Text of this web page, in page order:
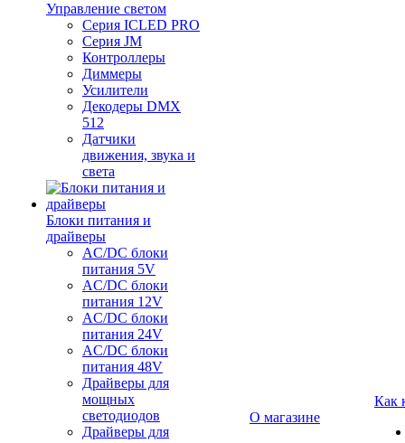
Управление светом
Серия ICLED PRO
Серия JM
Контроллеры
Диммеры
Усилители
Декодеры DMX
512
Датчики
движения, звука и
света
Блоки питания и
драйверы
AC/DC блоки
питания 5V
AC/DC блоки
питания 12V
AC/DC блоки
питания 24V
AC/DC блоки
питания 48V
Драйверы для
мощных
светодиодов
Драйверы для
О магазине
Как